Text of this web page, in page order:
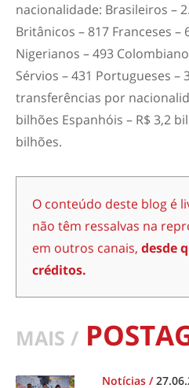
nacionalidade: Brasileiros –
Britânicos – 817 Franceses –
Nigerianos – 493
Sérvios – 431 Portugueses –
transferências por
bilhões Espanhóis – R$ 3,2
bilhões.
O conteúdo deste blog é
não têm ressalvas na
em outros canais, desde
créditos.
MAIS /
Notícias /